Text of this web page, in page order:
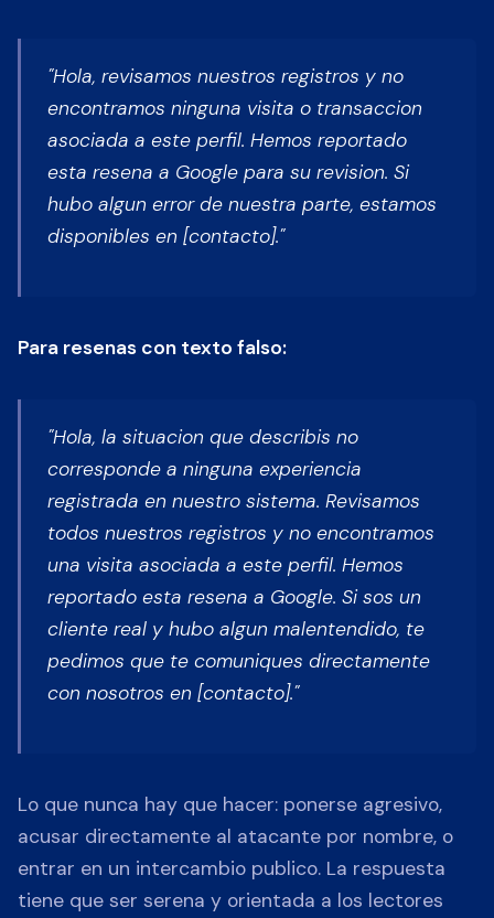
"Hola, revisamos nuestros registros y no
encontramos ninguna visita o transaccion
asociada a este perfil. Hemos reportado
esta resena a Google para su revision. Si
hubo algun error de nuestra parte, estamos
disponibles en [contacto]."
Para resenas con texto falso:
"Hola, la situacion que describis no
corresponde a ninguna experiencia
registrada en nuestro sistema. Revisamos
todos nuestros registros y no encontramos
una visita asociada a este perfil. Hemos
reportado esta resena a Google. Si sos un
cliente real y hubo algun malentendido, te
pedimos que te comuniques directamente
con nosotros en [contacto]."
Lo que nunca hay que hacer: ponerse agresivo,
acusar directamente al atacante por nombre, o
entrar en un intercambio publico. La respuesta
tiene que ser serena y orientada a los lectores